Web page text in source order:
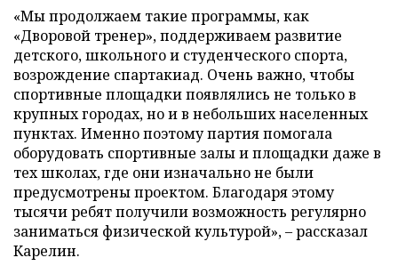
«Мы продолжаем такие программы, как
«Дворовой тренер», поддерживаем развитие
детского, школьного и студенческого спорта,
возрождение спартакиад. Очень важно, чтобы
спортивные площадки появлялись не только в
крупных городах, но и в небольших населенных
пунктах. Именно поэтому партия помогала
оборудовать спортивные залы и площадки даже в
тех школах, где они изначально не были
предусмотрены проектом. Благодаря этому
тысячи ребят получили возможность регулярно
заниматься физической культурой», – рассказал
Карелин.